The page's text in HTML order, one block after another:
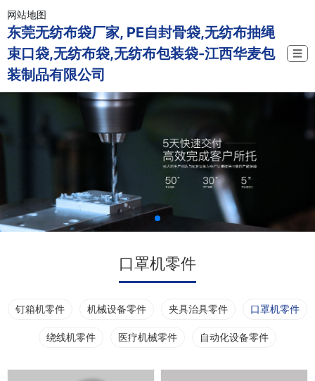
网站地图
东莞无纺布袋厂家, PE自封骨袋,无纺布抽绳
束口袋,无纺布袋,无纺布包装袋-江西华麦包
装制品有限公司
☰
口罩机零件
钉箱机零件 机械设备零件 夹具治具零件 口罩机零件
绕线机零件 医疗机械零件 自动化设备零件